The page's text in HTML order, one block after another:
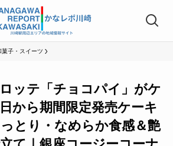
菓子・スイーツ
ッテ「チョコパイ」がケ
から期間限定発売ケーキ
とり・なめらか食感＆艶